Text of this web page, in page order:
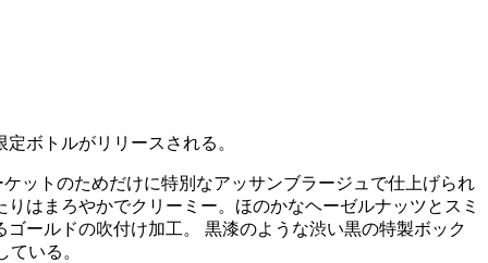
ボトルがリリースされる。
ケットのためだけに特別なアッサンブラージュで仕上げられ
はまろやかでクリーミー。ほのかなヘーゼルナッツとスミ
ールドの吹付け加工。 黒漆のような渋い黒の特製ボック
いる。